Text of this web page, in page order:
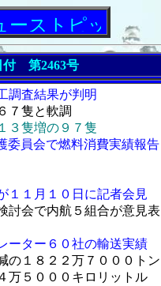
ピックス
付 第2463号
調査結果が判明
７隻と軟調
３隻増の９７隻
委員会で燃料消費実績報告
１１月１０日に記者会見
討会で内航５組合が意見表
ーター６０社の輸送実績
の１８２２万７０００トン
５０００キロリットル